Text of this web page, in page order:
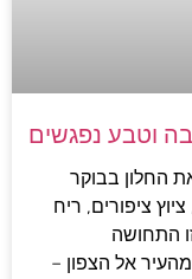
וטבע נפגשים
החלון בבוקר
ציפורים, ריח
התחושה
אל הצפון –